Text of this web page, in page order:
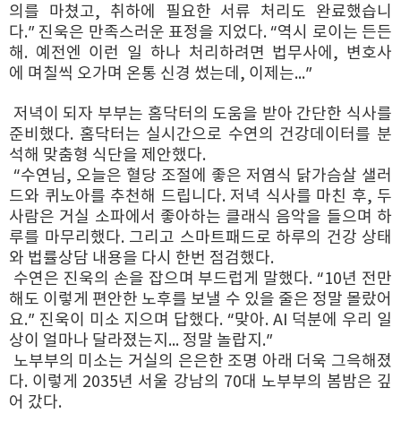
의를 마쳤고, 취하에 필요한 서류 처리도 완료했습니
다.” 진욱은 만족스러운 표정을 지었다. “역시 로이는 든든
해. 예전엔 이런 일 하나 처리하려면 법무사에, 변호사
에 며칠씩 오가며 온통 신경 썼는데, 이제는...”
저녁이 되자 부부는 홈닥터의 도움을 받아 간단한 식사를
준비했다. 홈닥터는 실시간으로 수연의 건강데이터를 분
석해 맞춤형 식단을 제안했다.
“수연님, 오늘은 혈당 조절에 좋은 저염식 닭가슴살 샐러
드와 퀴노아를 추천해 드립니다. 저녁 식사를 마친 후, 두
사람은 거실 소파에서 좋아하는 클래식 음악을 들으며 하
루를 마무리했다. 그리고 스마트패드로 하루의 건강 상태
와 법률상담 내용을 다시 한번 점검했다.
수연은 진욱의 손을 잡으며 부드럽게 말했다. “10년 전만
해도 이렇게 편안한 노후를 보낼 수 있을 줄은 정말 몰랐어
요.” 진욱이 미소 지으며 답했다. “맞아. AI 덕분에 우리 일
상이 얼마나 달라졌는지... 정말 놀랍지.”
노부부의 미소는 거실의 은은한 조명 아래 더욱 그윽해졌
다. 이렇게 2035년 서울 강남의 70대 노부부의 봄밤은 깊
어 갔다.